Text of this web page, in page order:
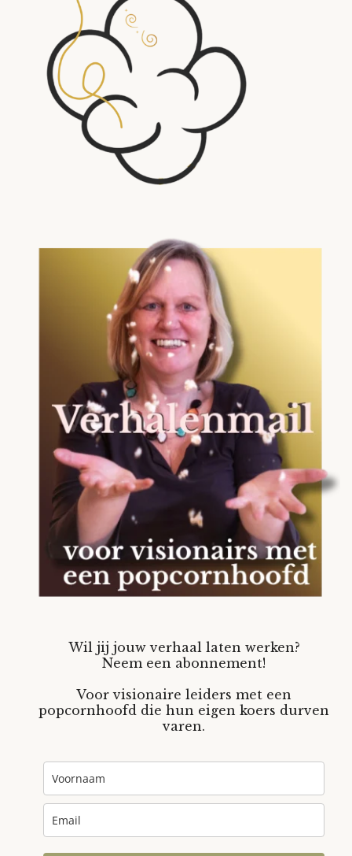
Wil jij jouw verhaal laten werken?
Neem een abonnement!
Voor visionaire leiders met een
popcornhoofd die hun eigen koers durven
varen.